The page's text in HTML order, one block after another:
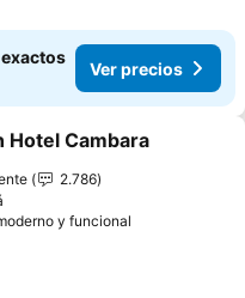
Ver precios
a favoritos
Hotel Cambara
2.786
y funcional